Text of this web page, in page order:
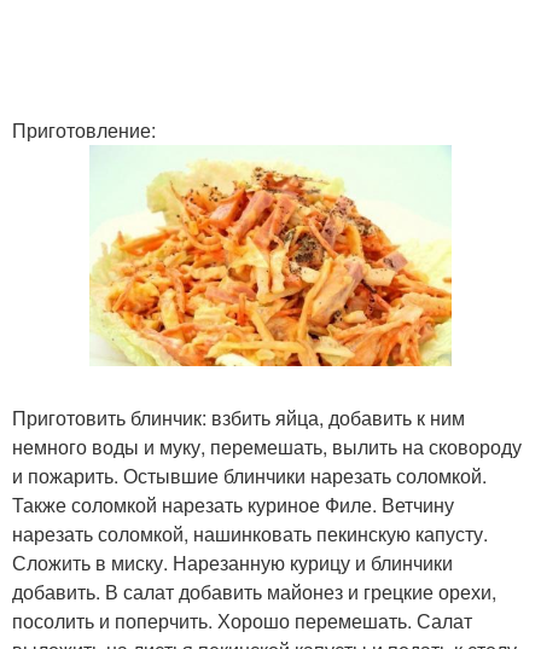
Приготовление:
Приготовить блинчик: взбить яйца, добавить к ним
немного воды и муку, перемешать, вылить на сковороду
и пожарить. Остывшие блинчики нарезать соломкой.
Также соломкой нарезать куриное Филе. Ветчину
нарезать соломкой, нашинковать пекинскую капусту.
Сложить в миску. Нарезанную курицу и блинчики
добавить. В салат добавить майонез и грецкие орехи,
посолить и поперчить. Хорошо перемешать. Салат